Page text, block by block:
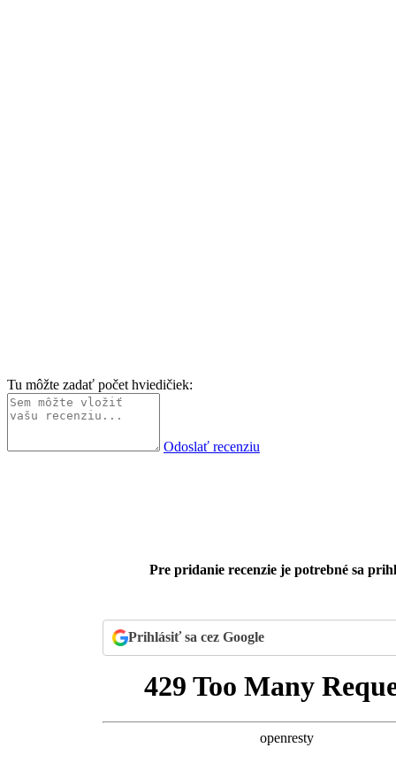
Tu môžte zadať počet hviedičiek:
Odoslať recenziu
Pre pridanie recenzie je potrebné sa
Prihlásiť sa cez Google